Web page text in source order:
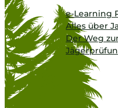
e-Learning
Alles über
Der Weg